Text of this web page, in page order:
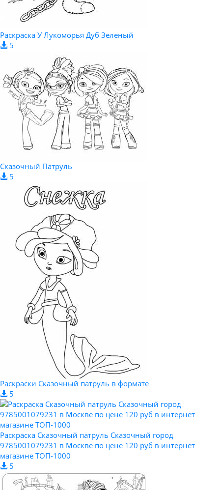
Раскраска У Лукоморья Дуб Зеленый
5
Сказочный Патруль
5
Раскраски Сказочный патруль в формате
5
Раскраска Сказочный патруль Сказочный город
9785001079231 в Москве по цене 120 руб в интернет
магазине ТОП-1000
5